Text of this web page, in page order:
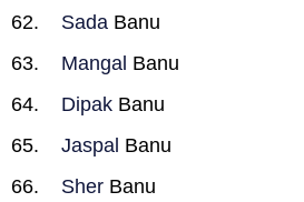
Sada Banu
Mangal Banu
Dipak Banu
Jaspal Banu
Sher Banu